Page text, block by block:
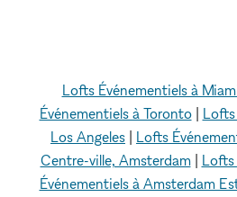
Lofts Événementiels à
Événementiels à Toronto| Lofts
Los Angeles
Lofts
Centre-ville, Amsterdam| Lofts
Événementiels à Amsterdam